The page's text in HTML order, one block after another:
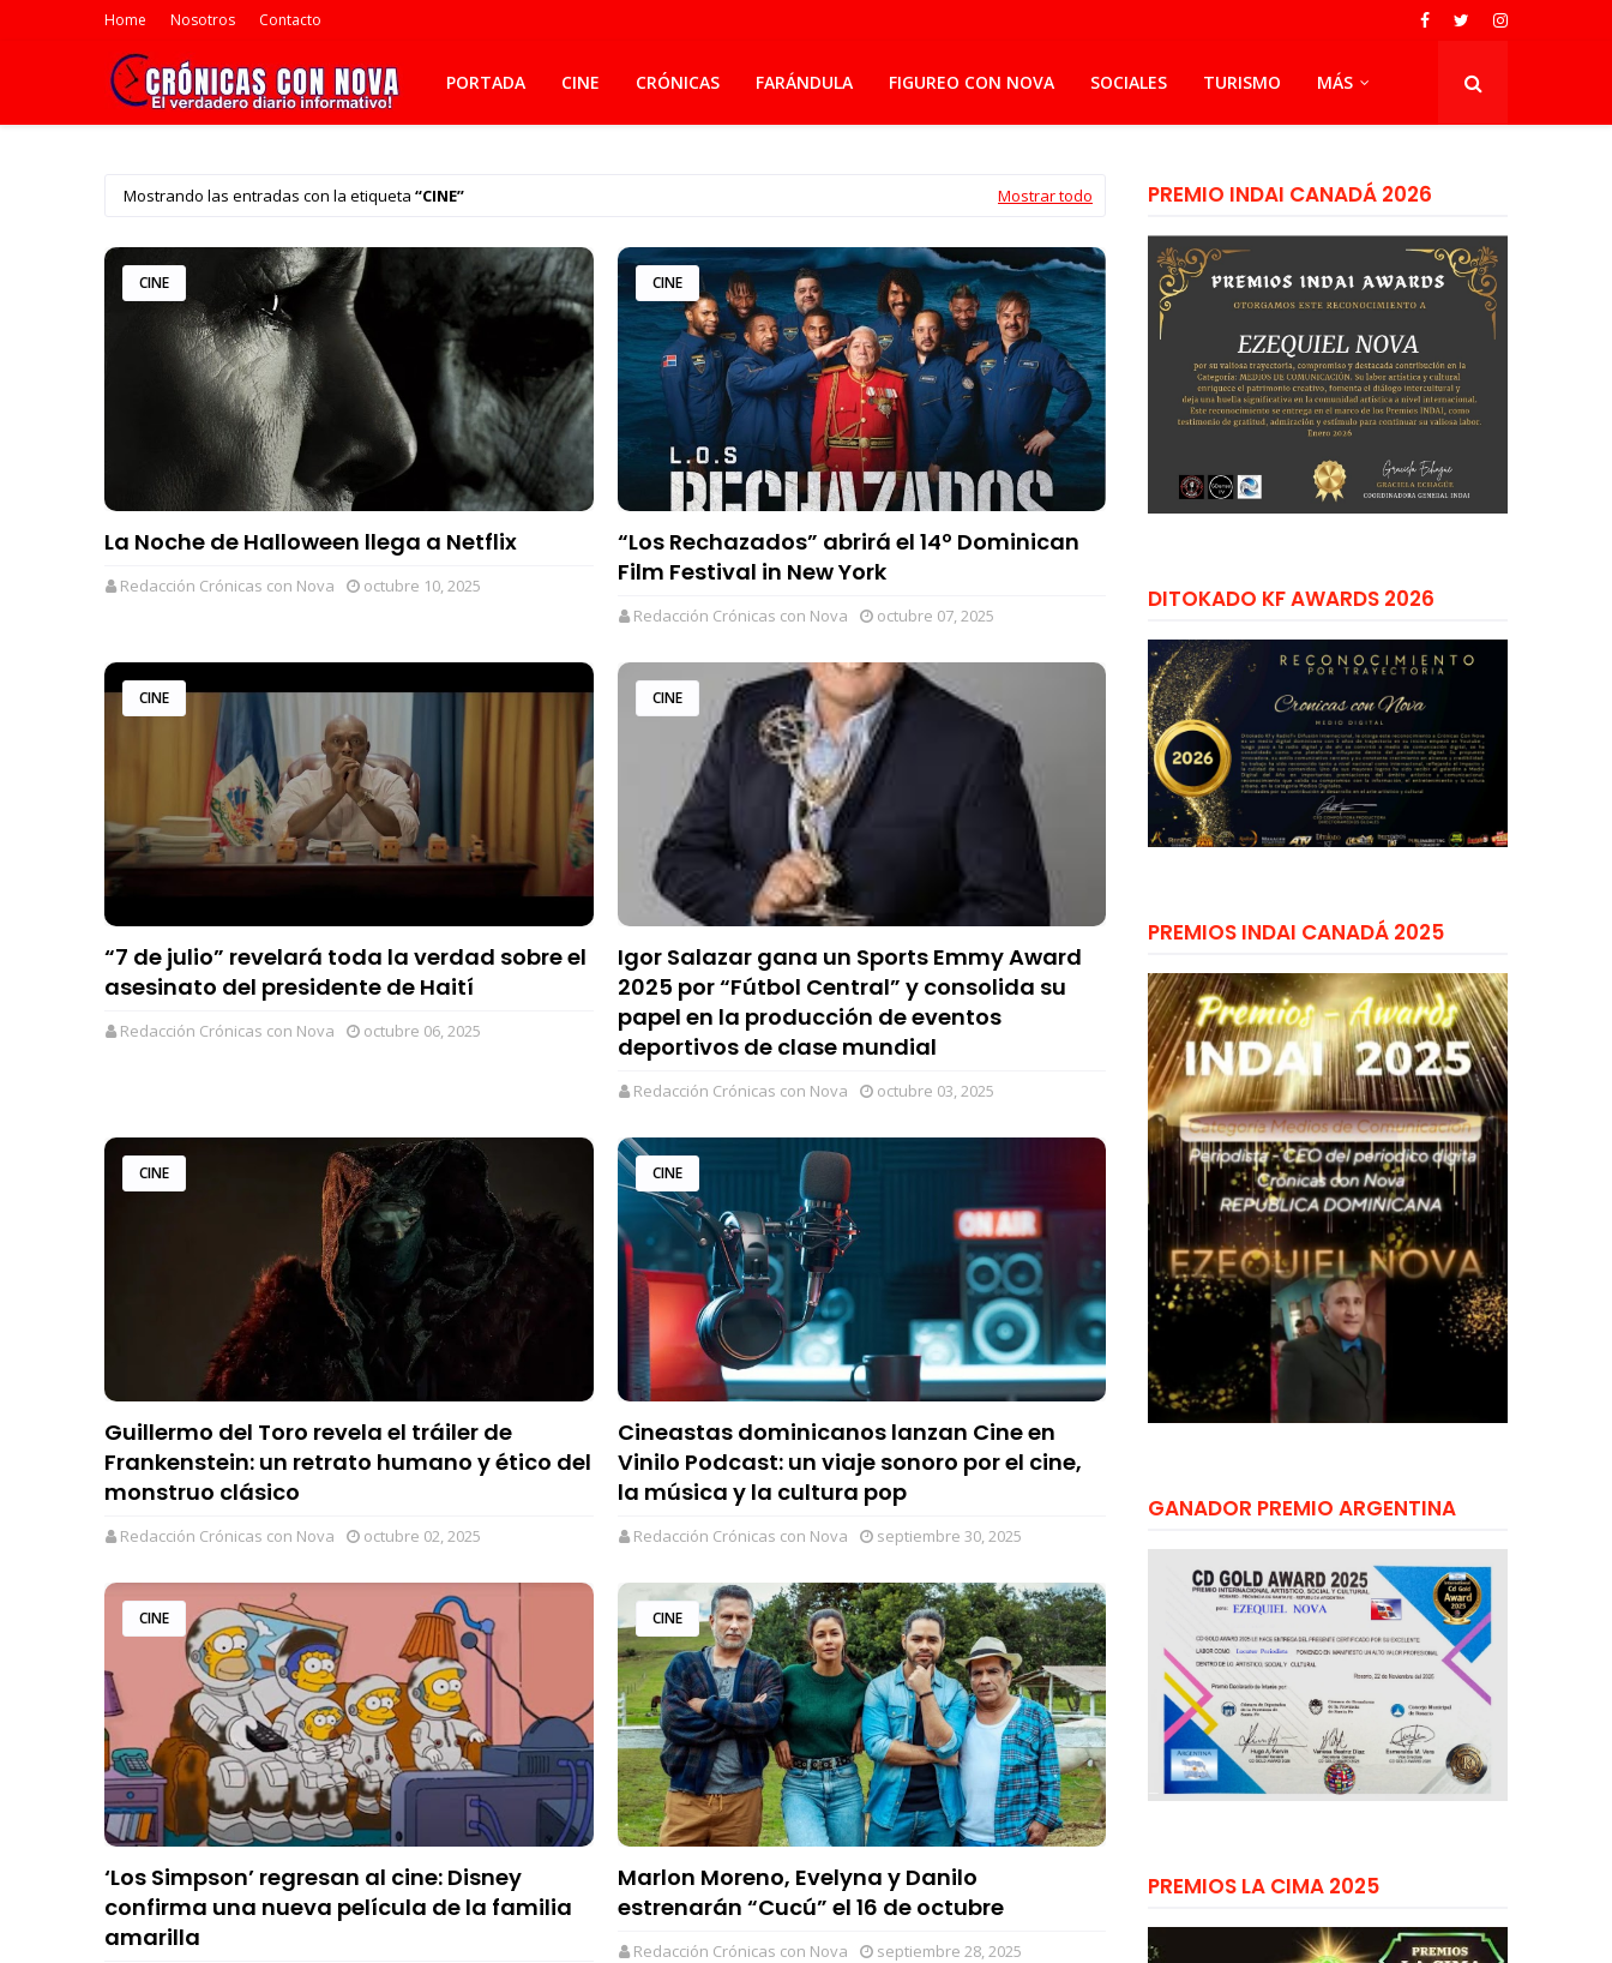
Home Nosotros Contacto
PORTADA CINE CRÓNICAS FARÁNDULA FIGUREO CON NOVA SOCIALES TURISMO MÁS
Mostrando las entradas con la etiqueta CINE Mostrar todo
CINE
La Noche de Halloween llega a Netflix
Redacción Crónicas con Nova octubre 10, 2025
CINE
“Los Rechazados” abrirá el 14º Dominican
Film Festival in New York
Redacción Crónicas con Nova octubre 07, 2025
CINE
“7 de julio” revelará toda la verdad sobre el
asesinato del presidente de Haití
Redacción Crónicas con Nova octubre 06, 2025
CINE
Igor Salazar gana un Sports Emmy Award
2025 por “Fútbol Central” y consolida su
papel en la producción de eventos
deportivos de clase mundial
Redacción Crónicas con Nova octubre 03, 2025
CINE
Guillermo del Toro revela el tráiler de
Frankenstein: un retrato humano y ético del
monstruo clásico
Redacción Crónicas con Nova octubre 02, 2025
CINE
Cineastas dominicanos lanzan Cine en
Vinilo Podcast: un viaje sonoro por el cine,
la música y la cultura pop
Redacción Crónicas con Nova septiembre 30, 2025
CINE
‘Los Simpson’ regresan al cine: Disney
confirma una nueva película de la familia
amarilla
CINE
Marlon Moreno, Evelyna y Danilo
estrenarán “Cucú” el 16 de octubre
Redacción Crónicas con Nova septiembre 28, 2025
PREMIO INDAI CANADÁ 2026
DITOKADO KF AWARDS 2026
PREMIOS INDAI CANADÁ 2025
GANADOR PREMIO ARGENTINA
PREMIOS LA CIMA 2025